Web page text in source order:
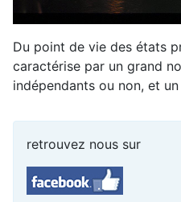
Du point de vie des états
caractérise par un grand
indépendants ou non, et
retrouvez nous sur